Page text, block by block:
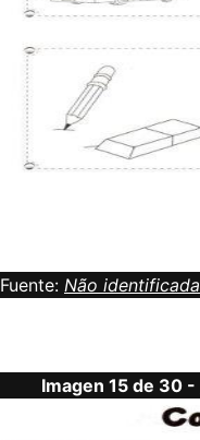
Fuente: Não identificada
Imagen 15 de 30 -